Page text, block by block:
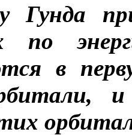
Гунда
по
в